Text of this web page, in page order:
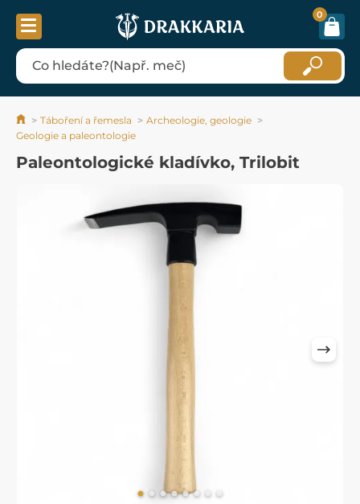
0
Táboření a řemesla
Archeologie, geologie
Geologie a paleontologie
Paleontologické kladívko, Trilobit